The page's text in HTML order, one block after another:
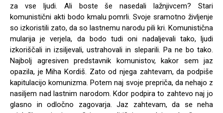
za vse ljudi. Ali boste še nasedali lažnjivcem? Stari
komunistični akti bodo kmalu pomrli. Svoje sramotno življenje
so izkoristili zato, da so lastnemu narodu pili kri. Komunistična
mularija je verjela, da bodo tudi oni nadaljevali tako, ljudi
izkoriščali in izsiljevali, ustrahovali in sleparili. Pa ne bo tako.
Najbolj agresiven predstavnik komunistov, kakor sem jaz
opazila, je Miha Kordiš. Zato od njega zahtevam, da podpiše
kapitulacijo komunizma. Potem naj svoje prepriča, da nehajo z
nasiljem nad lastnim narodom. Kdor podpira to zahtevo naj jo
glasno in odločno zagovarja. Jaz zahtevam, da se neha